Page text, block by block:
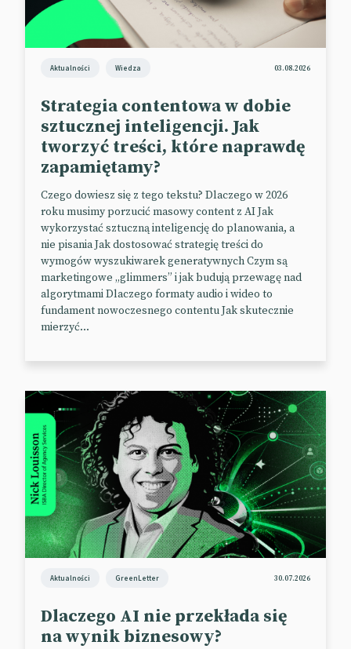
Reklama w służbie środowisku
Londyńska agencja kreatywna Good Agency we
współpracy ze studiem animacji Blue Zoo i studiem
dźwiękowym 750mph zrealizowały kampanię
edukacyjną zwracającą uwagę na problemy braci
naszych mniejszych.
Projekt pod hasłem „We Campaign Because They
Can’t” składa się z serii śmieszno-smutnych animacji
adresowanych do młodego pokolenia. Filmiki,
zamieszczone m.in. na Facebooku i TikToku,
przedstawiają zwierzęcych bohaterów walczących w
obronie swojego środowiska naturalnego.
związane z ochroną przyrody, została zrealizowana
Ptaków.
Animation UK
Aktualności Wiedza 03.08.2026
Strategia contentowa w dobie
sztucznej inteligencji. Jak
tworzyć treści, które naprawdę
zapamiętamy?
Czego dowiesz się z tego tekstu? Dlaczego w 2026
roku musimy porzucić masowy content z AI Jak
wykorzystać sztuczną inteligencję do planowania, a
nie pisania Jak dostosować strategię treści do
wymogów wyszukiwarek generatywnych Czym są
marketingowe „glimmers” i jak budują przewagę nad
algorytmami Dlaczego formaty audio i wideo to
fundament nowoczesnego contentu Jak skutecznie
mierzyć...
Aktualności GreenLetter 30.07.2026
Dlaczego AI nie przekłada się
na wynik biznesowy?